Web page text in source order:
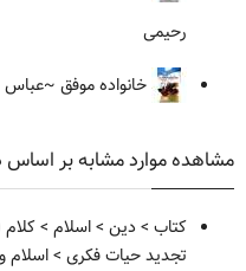
رحیمی
خانواده موفق ~عباس
مشاهده موارد مشابه بر
کتاب > دین >اسلام >
تجدید حیات فکری >اسلام